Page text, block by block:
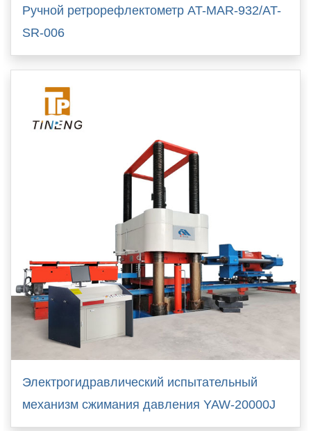
Ручной ретрорефлектометр AT-MAR-932/AT-
SR-006
Электрогидравлический испытательный
механизм сжимания давления YAW-20000J